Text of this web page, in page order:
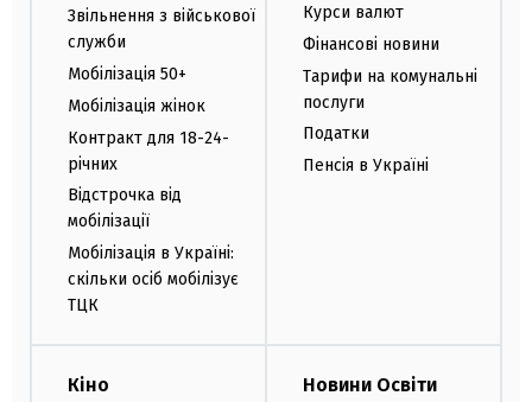
Звільнення з військової
служби
Мобілізація 50+
Мобілізація жінок
Контракт для 18-24-
річних
Відстрочка від
мобілізації
Мобілізація в Україні:
скільки осіб мобілізує
ТЦК
Курси валют
Фінансові новини
Тарифи на комунальні
послуги
Податки
Пенсія в Україні
Кіно Новини Освіти